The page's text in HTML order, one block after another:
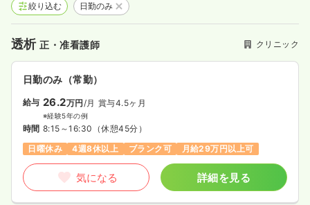
絞り込む 日勤のみ
透析正・准看護師 クリニック
日勤のみ（常勤）
給与 26.2万円/月 賞与4.5ヶ月
※経験5年の例
時間 8:15～16:30 （休憩45分）
日曜休み
4週8休以上 ブランク可 月給29万円以上可
気になる 詳細を見る